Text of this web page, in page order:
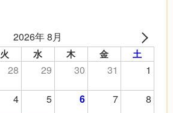
2026年 8月
火 水 木 金 土
28 29 30 31
1
4 5 6 7
8